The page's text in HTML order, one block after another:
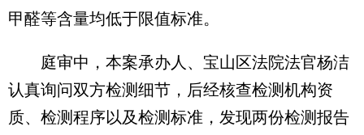
甲醛等含量均低于限值标准。
庭审中，本案承办人、宝山区法院法官杨洁
认真询问双方检测细节，后经核查检测机构资
质、检测程序以及检测标准，发现两份检测报告